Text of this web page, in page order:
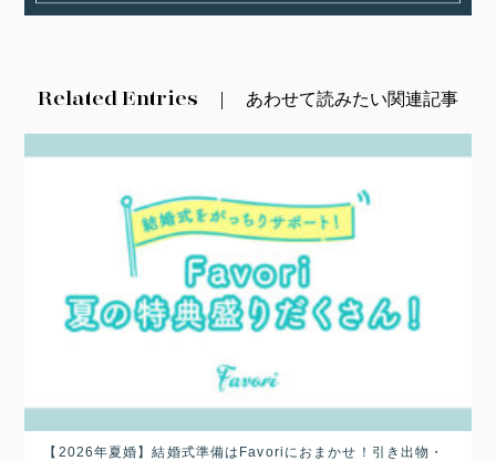
Related Entries あわせて読みたい関連記事
【2026年夏婚】結婚式準備はFavoriにおまかせ！引き出物・